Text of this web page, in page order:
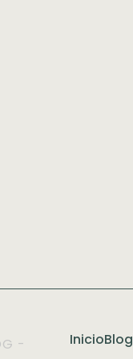
-
InicioBlog